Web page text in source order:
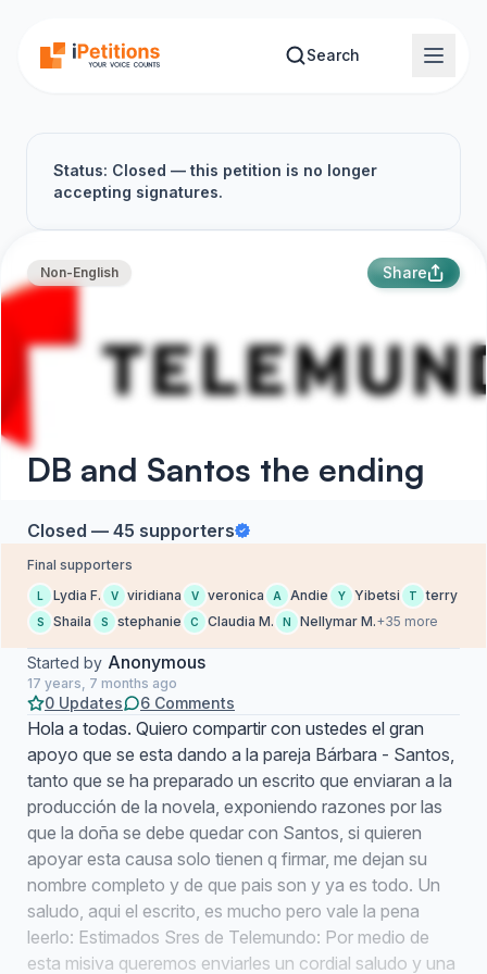
Search
Status: Closed — this petition is no longer
accepting signatures.
Non-English Share
DB and Santos the ending
Closed — 45 supporters
Final supporters
L Lydia F. V viridiana V veronica A Andie Y Yibetsi T terry
S Shaila S stephanie C Claudia M. N Nellymar M.+35 more
Started by Anonymous
17 years, 7 months ago
0 Updates 6 Comments
Hola a todas. Quiero compartir con ustedes el gran
apoyo que se esta dando a la pareja Bárbara - Santos,
tanto que se ha preparado un escrito que enviaran a la
producción de la novela, exponiendo razones por las
que la doña se debe quedar con Santos, si quieren
apoyar esta causa solo tienen q firmar, me dejan su
nombre completo y de que pais son y ya es todo. Un
saludo, aqui el escrito, es mucho pero vale la pena
leerlo: Estimados Sres de Telemundo: Por medio de
esta misiva queremos enviarles un cordial saludo y una